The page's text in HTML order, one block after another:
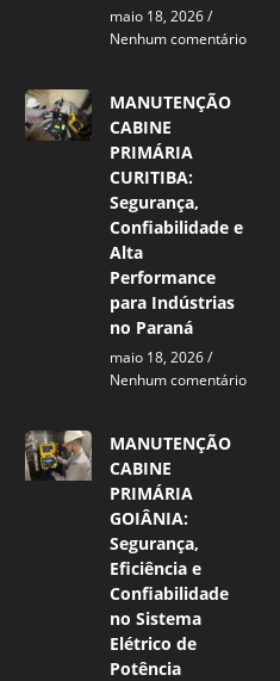
maio 18, 2026
Nenhum comentário
MANUTENÇÃO
CABINE
PRIMÁRIA
CURITIBA:
Segurança,
Confiabilidade e
Alta
Performance
para Indústrias
no Paraná
maio 18, 2026
Nenhum comentário
MANUTENÇÃO
CABINE
PRIMÁRIA
GOIÂNIA:
Segurança,
Eficiência e
Confiabilidade
no Sistema
Elétrico de
Potência